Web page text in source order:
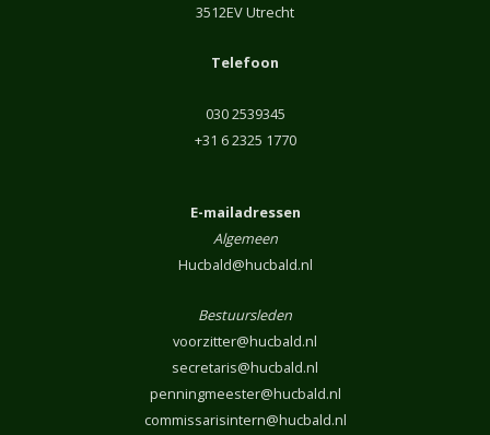
3512EV Utrecht
Telefoon
030 2539345
+31 6 2325 1770
E-mailadressen
Algemeen
Hucbald@hucbald.nl
Bestuursleden
voorzitter@hucbald.nl
secretaris@hucbald.nl
penningmeester@hucbald.nl
commissarisintern@hucbald.nl